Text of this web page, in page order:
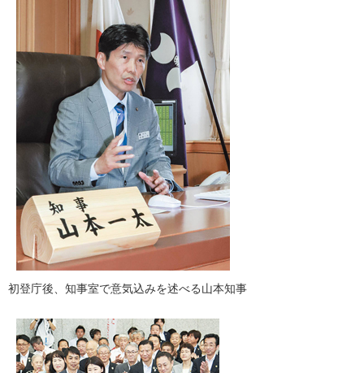
初登庁後、知事室で意気込みを述べる山本知事